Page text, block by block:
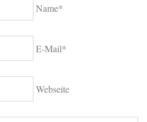
Name*
E-Mail*
Webseite